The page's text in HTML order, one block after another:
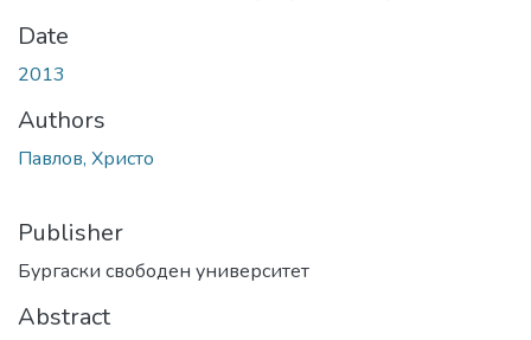
Date
2013
Authors
Павлов, Христо
Publisher
Бургаски свободен университет
Abstract